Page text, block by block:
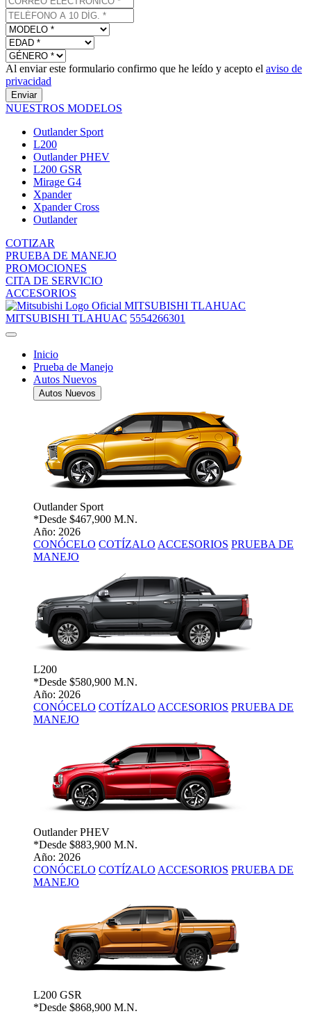
Al enviar este formulario confirmo que he leído y acepto el aviso de
privacidad
Enviar
NUESTROS MODELOS
Outlander Sport
L200
Outlander PHEV
L200 GSR
Mirage G4
Xpander
Xpander Cross
Outlander
COTIZAR
PRUEBA DE MANEJO
PROMOCIONES
CITA DE SERVICIO
ACCESORIOS
MITSUBISHI TLAHUAC
MITSUBISHI TLAHUAC 5554266301
Inicio
Prueba de Manejo
Autos Nuevos
Autos Nuevos
Outlander Sport
*Desde $467,900 M.N.
Año: 2026
CONÓCELO COTÍZALO ACCESORIOS PRUEBA DE
MANEJO
L200
*Desde $580,900 M.N.
Año: 2026
CONÓCELO COTÍZALO ACCESORIOS PRUEBA DE
MANEJO
Outlander PHEV
*Desde $883,900 M.N.
Año: 2026
CONÓCELO COTÍZALO ACCESORIOS PRUEBA DE
MANEJO
L200 GSR
*Desde $868,900 M.N.